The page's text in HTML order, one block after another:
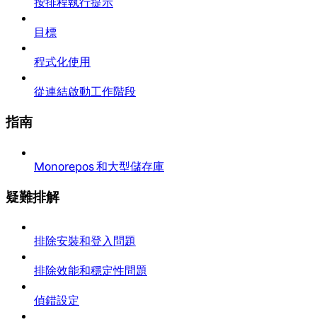
目標
程式化使用
從連結啟動工作階段
指南
Monorepos 和大型儲存庫
疑難排解
排除安裝和登入問題
排除效能和穩定性問題
偵錯設定